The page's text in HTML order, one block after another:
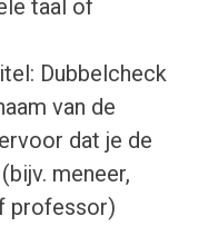
taal of
Dubbelcheck
van de
dat je de
meneer,
professor)